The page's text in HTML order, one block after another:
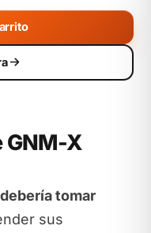
GNM-X
tomar
sus